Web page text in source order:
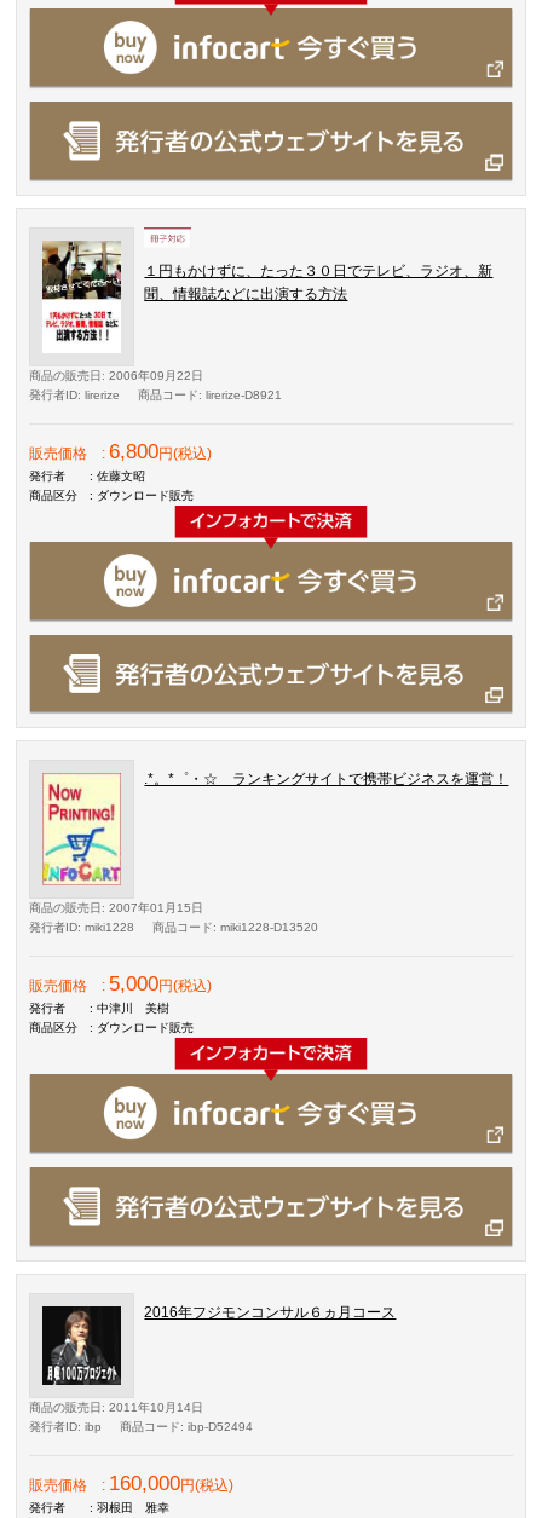
１円もかけずに、たった３０日でテレビ、ラジオ、新
聞、情報誌などに出演する方法
商品の販売日 : 2006年09月22日
発行者ID: lirerize 商品コード: lirerize-D8921
販売価格 :6,800円(税込)
発行者
: 佐藤文昭
商品区分
: ダウンロード販売
.*。*゜・☆ ランキングサイトで携帯ビジネスを運営！
商品の販売日 : 2007年01月15日
発行者ID: miki1228 商品コード: miki1228-D13520
販売価格 : 5,000円(税込)
発行者
: 中津川 美樹
商品区分
: ダウンロード販売
2016年フジモンコンサル６ヵ月コース
商品の販売日 : 2011年10月14日
発行者ID: ibp 商品コード: ibp-D52494
販売価格 : 160,000円(税込)
発行者
: 羽根田 雅幸